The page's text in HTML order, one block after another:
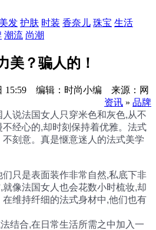
美发 护肤 时装 香奈儿 珠宝 生活
潮流 尚潮
美？骗人的！
15:59 编辑：时尚小编 来源：网
资讯 » 品牌
人说法国女人只穿米色和灰色,从不
经心的,却时刻保持着优雅。法式
刻意。真是惬意迷人的法式美学
只是表面装作非常自然,私底下非
像法国女人也会花数小时梳妆,却
维持纤细的法式身材中,他们也有
结合,在日常生活所需之中加入一